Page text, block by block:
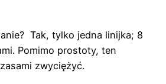
Tak, tylko jedna linijka; 8
Pomimo prostoty, ten
zwyciężyć.